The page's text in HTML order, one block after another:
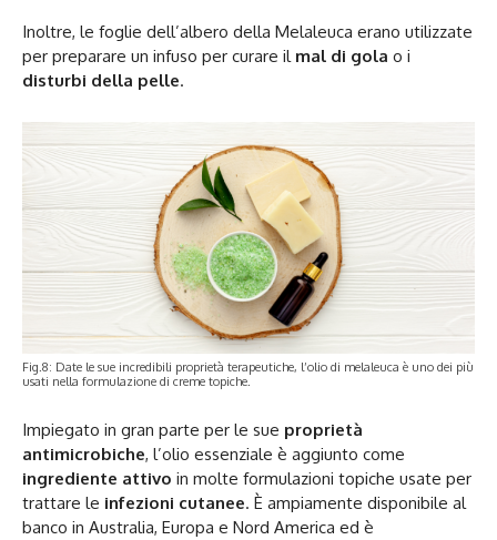
Inoltre, le foglie dell’albero della Melaleuca erano utilizzate
per preparare un infuso per curare il mal di gola o i
disturbi della pelle.
Fig.8: Date le sue incredibili proprietà terapeutiche, l’olio di melaleuca è uno dei più
usati nella formulazione di creme topiche.
Impiegato in gran parte per le sue proprietà
antimicrobiche, l’olio essenziale è aggiunto come
ingrediente attivo in molte formulazioni topiche usate per
trattare le infezioni cutanee. È ampiamente disponibile al
banco in Australia, Europa e Nord America ed è